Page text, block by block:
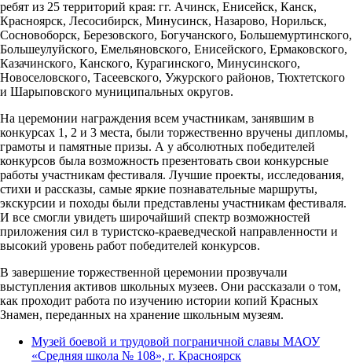
ребят из 25 территорий края: гг. Ачинск, Енисейск, Канск,
Красноярск, Лесосибирск, Минусинск, Назарово, Норильск,
Сосновоборск, Березовского, Богучанского, Большемуртинского,
Большеулуйского, Емельяновского, Енисейского, Ермаковского,
Казачинского, Канского, Курагинского, Минусинского,
Новоселовского, Тасеевского, Ужурского районов, Тюхтетского
и Шарыповского муниципальных округов.
На церемонии награждения всем участникам, занявшим в
конкурсах 1, 2 и 3 места, были торжественно вручены дипломы,
грамоты и памятные призы. А у абсолютных победителей
конкурсов была возможность презентовать свои конкурсные
работы участникам фестиваля. Лучшие проекты, исследования,
стихи и рассказы, самые яркие познавательные маршруты,
экскурсии и походы были представлены участникам фестиваля.
И все смогли увидеть широчайший спектр возможностей
приложения сил в туристско-краеведческой направленности и
высокий уровень работ победителей конкурсов.
В завершение торжественной церемонии прозвучали
выступления активов школьных музеев. Они рассказали о том,
как проходит работа по изучению истории копий Красных
Знамен, переданных на хранение школьным музеям.
Музей боевой и трудовой пограничной славы МАОУ
«Средняя школа № 108», г. Красноярск